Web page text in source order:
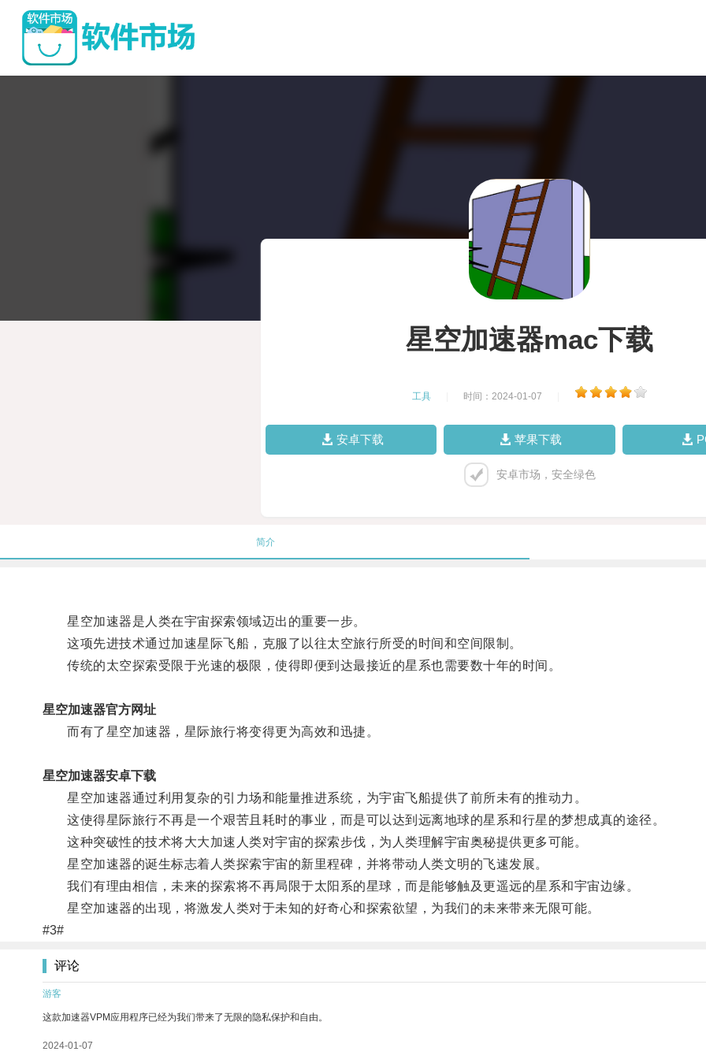
星空加速器mac下载
工具 时间：2024-01-07
安卓下载 苹果下载
安卓市场，安全绿色
简介
星空加速器是人类在宇宙探索领域迈出的重要一步。
这项先进技术通过加速星际飞船，克服了以往太空旅行所受的时间和空间限制。
传统的太空探索受限于光速的极限，使得即便到达最接近的星系也需要数十年的时间。
星空加速器官方网址
而有了星空加速器，星际旅行将变得更为高效和迅捷。
星空加速器安卓下载
星空加速器通过利用复杂的引力场和能量推进系统，为宇宙飞船提供了前所未有的推动力。
这使得星际旅行不再是一个艰苦且耗时的事业，而是可以达到远离地球的星系和行星的梦想成真的途径。
这种突破性的技术将大大加速人类对宇宙的探索步伐，为人类理解宇宙奥秘提供更多可能。
星空加速器的诞生标志着人类探索宇宙的新里程碑，并将带动人类文明的飞速发展。
我们有理由相信，未来的探索将不再局限于太阳系的星球，而是能够触及更遥远的星系和宇宙边缘。
星空加速器的出现，将激发人类对于未知的好奇心和探索欲望，为我们的未来带来无限可能。
#3#
评论
游客
这款加速器VPM应用程序已经为我们带来了无限的隐私保护和自由。
2024-01-07